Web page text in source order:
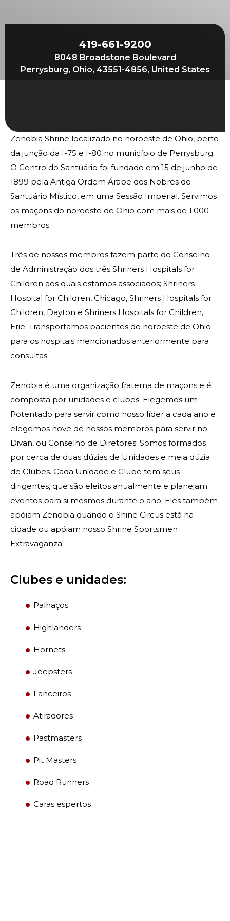
Define Your Path
Our Connection with Freemasonry
News & Events
Member Center
Education
SIEF Programs
PROCURAR
LEADERSHIP
419-661-9200
8048 Broadstone Boulevard
Perrysburg, Ohio, 43551-4856, United States
Zenobia Shrine localizado no noroeste de Ohio, perto
da junção da I-75 e I-80 no município de Perrysburg.
O Centro do Santuário foi fundado em 15 de junho de
1899 pela Antiga Ordem Árabe dos Nobres do
Santuário Místico, em uma Sessão Imperial. Servimos
os maçons do noroeste de Ohio com mais de 1.000
membros.
Três de nossos membros fazem parte do Conselho
de Administração dos três Shriners Hospitals for
Children aos quais estamos associados; Shriners
Hospital for Children, Chicago, Shriners Hospitals for
Children, Dayton e Shriners Hospitals for Children,
Erie. Transportamos pacientes do noroeste de Ohio
para os hospitais mencionados anteriormente para
consultas.
Zenobia é uma organização fraterna de maçons e é
composta por unidades e clubes. Elegemos um
Potentado para servir como nosso líder a cada ano e
elegemos nove de nossos membros para servir no
Divan, ou Conselho de Diretores. Somos formados
por cerca de duas dúzias de Unidades e meia dúzia
de Clubes. Cada Unidade e Clube tem seus
dirigentes, que são eleitos anualmente e planejam
eventos para si mesmos durante o ano. Eles também
apóiam Zenobia quando o Shine Circus está na
cidade ou apóiam nosso Shrine Sportsmen
Extravaganza.
Clubes e unidades:
Palhaços
Highlanders
Hornets
Jeepsters
Lanceiros
Atiradores
Pastmasters
Pit Masters
Road Runners
Caras espertos